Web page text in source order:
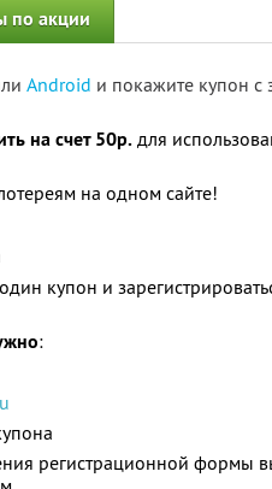
по акции
Android и покажите купон с
на счет 50р. для
на одном сайте!
купон и
:
регистрационной формы